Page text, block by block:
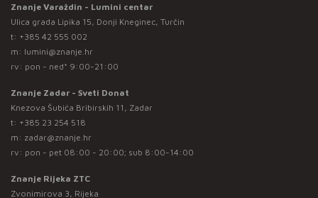
Znanje Varaždin - Lumini centar
Ulica grada Lipika 15, Donji Kneginec, Turčin
t: +385 42 555 002
m: lumini@znanje.hr
rv: pon - ned* 9:00-21:00
Znanje Zadar - Sveti Donat
Knezova Šubića Bribirskih 11, Zadar
t: +385 23 254 518
m: zadar@znanje.hr
rv: pon - pet 08:00 - 20:00; sub 8:00-14:00
Znanje Rijeka ZTC
Zvonimirova 3, Rijeka